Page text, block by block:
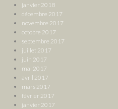
janvier 2018
décembre 2017
novembre 2017
octobre 2017
septembre 2017
juillet 2017
juin 2017
mai 2017
avril 2017
mars 2017
février 2017
janvier 2017